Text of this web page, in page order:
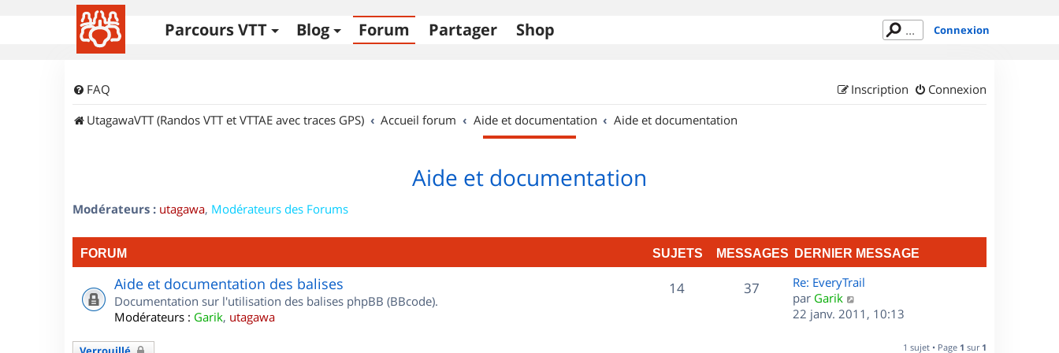
Parcours VTT Blog Forum Partager Shop Connexion
FAQ Connexion
Inscription
UtagawaVTT (Randos VTT et VTTAE avec traces GPS)
Accueil forum Aide et documentation Aide et documentation
Aide et documentation
Modérateurs : utagawa, Modérateurs des Forums
FORUM SUJETS MESSAGES DERNIER MESSAGE
Aide et documentation des balises
Documentation sur l'utilisation des balises phpBB (BBcode).
Modérateurs : Garik, utagawa
14S
37M
D
e
r
Re: EveryTrail
par Garik
o
22 janv. 2011, 10:13
1 sujet • Page 1 sur 1